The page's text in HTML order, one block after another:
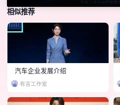
相似推荐
汽车企业发展介绍
有言工作室